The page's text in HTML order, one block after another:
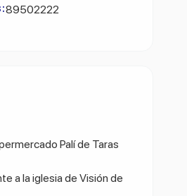
89502222
Palí de Taras
a la iglesia de Visión de